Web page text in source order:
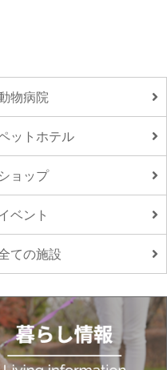
物病院
ットホテル
ショップ
ベント
ての施設